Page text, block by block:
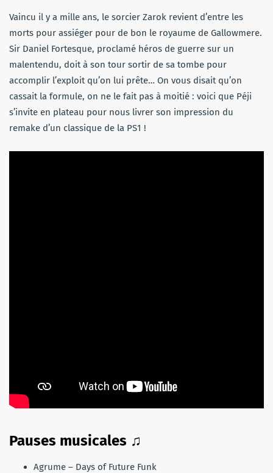
Vaincu il y a mille ans, le sorcier Zarok revient d’entre les
morts pour assiéger pour de bon le royaume de Gallowmere.
Sir Daniel Fortesque, proclamé héros de guerre sur un
malentendu, doit à son tour sortir de sa tombe pour
accomplir l’exploit qu’on lui prête… On vous disait qu’on
cassait la formule, on ne le fait pas à moitié : voici que Péji
s’invite en plateau pour nous livrer son impression du
remake d’un classique de la PS1 !
Pauses musicales ♫
Agrume – Days of Future Funk